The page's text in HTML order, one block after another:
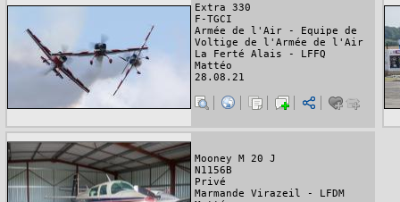
Extra 330
F-TGCI
Armée de l'Air - Equipe de
Voltige de l'Armée de l'Air
La Ferté Alais - LFFQ
Mattéo
28.08.21
Mooney M 20 J
N1156B
Privé
Marmande Virazeil - LFDM